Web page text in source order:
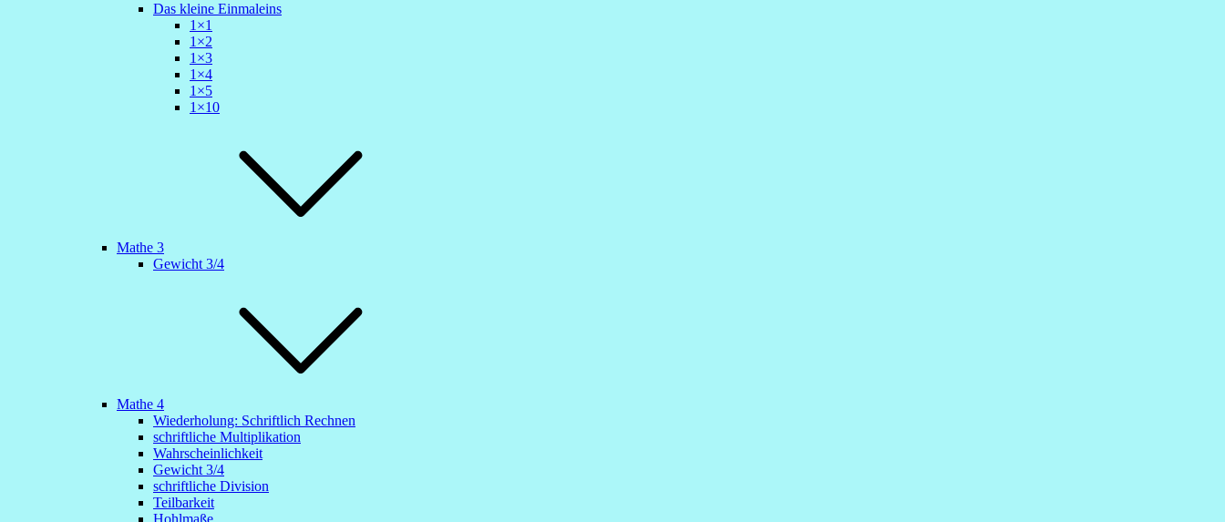
Das kleine Einmaleins
1×1
1×2
1×3
1×4
1×5
1×10
Mathe 3
Gewicht 3/4
Mathe 4
Wiederholung: Schriftlich Rechnen
schriftliche Multiplikation
Wahrscheinlichkeit
Gewicht 3/4
schriftliche Division
Teilbarkeit
Hohlmaße